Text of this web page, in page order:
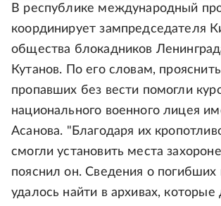
В республике международный
координирует зампредседателя
общества блокадников
Кутанов. По его словам,
пропавших без вести помогли
национального военного лицея
Асанова. "Благодаря их
смогли установить места
пояснил он. Сведения о погибших
удалось найти в архивах, которые